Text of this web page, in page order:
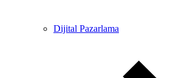
Dijital Pazarlama